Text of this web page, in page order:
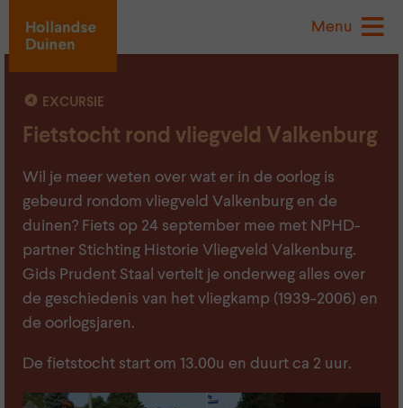
Menu
EXCURSIE
Fietstocht rond vliegveld Valkenburg
Wil je meer weten over wat er in de oorlog is
gebeurd rondom vliegveld Valkenburg en de
duinen? Fiets op 24 september mee met NPHD-
partner Stichting Historie Vliegveld Valkenburg.
Gids Prudent Staal vertelt je onderweg alles over
de geschiedenis van het vliegkamp (1939-2006) en
de oorlogsjaren.
De fietstocht start om 13.00u en duurt ca 2 uur.